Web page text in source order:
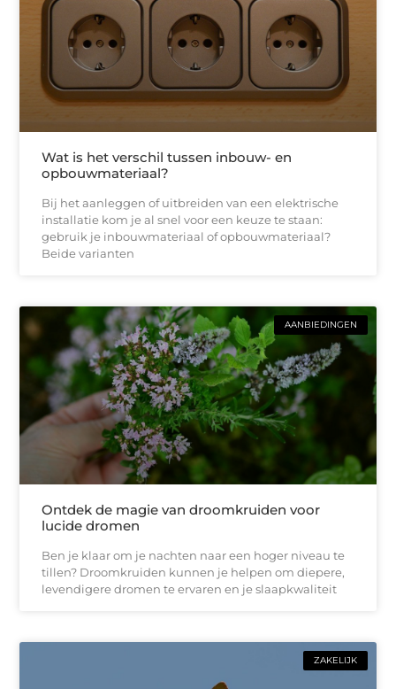
Wat is het verschil tussen inbouw- en
opbouwmateriaal?
Bij het aanleggen of uitbreiden van een elektrische
installatie kom je al snel voor een keuze te staan:
gebruik je inbouwmateriaal of opbouwmateriaal?
Beide varianten
AANBIEDINGEN
Ontdek de magie van droomkruiden voor
lucide dromen
Ben je klaar om je nachten naar een hoger niveau te
tillen? Droomkruiden kunnen je helpen om diepere,
levendigere dromen te ervaren en je slaapkwaliteit
ZAKELIJK